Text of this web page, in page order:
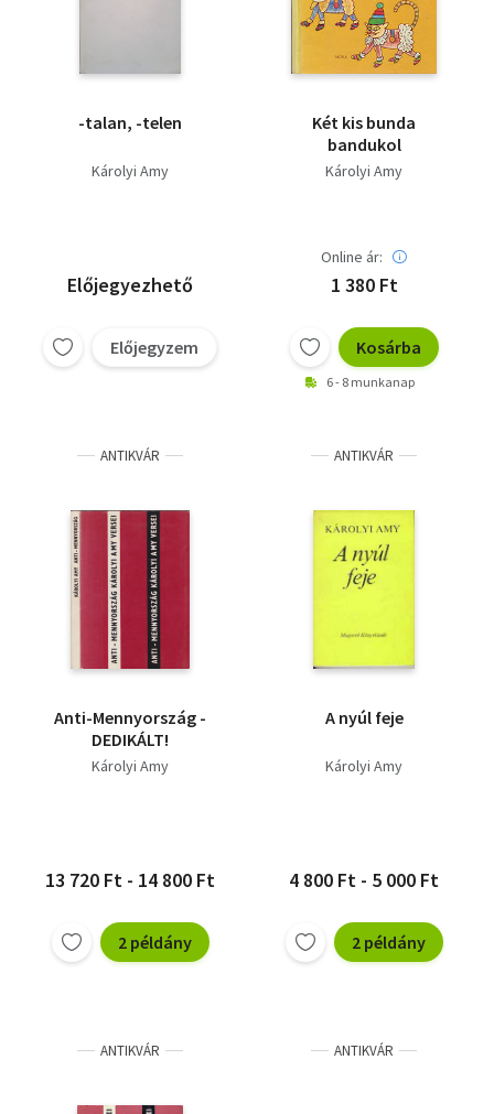
-talan, -telen
Károlyi Amy
Előjegyezhető
Előjegyzem
Két kis bunda
bandukol
Károlyi Amy
Online ár:
1 380 Ft
Kosárba
6 - 8 munkanap
ANTIKVÁR
Anti-Mennyország -
DEDIKÁLT!
Károlyi Amy
13 720 Ft - 14 800 Ft
2 példány
ANTIKVÁR
A nyúl feje
Károlyi Amy
4 800 Ft - 5 000 Ft
2 példány
ANTIKVÁR ANTIKVÁR